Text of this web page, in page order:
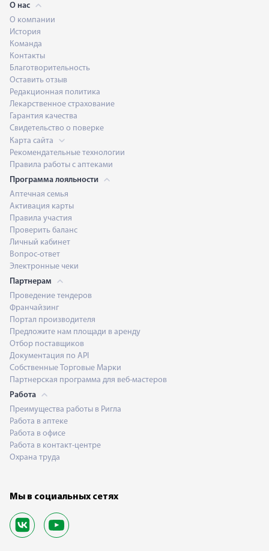
О нас
О компании
История
Команда
Контакты
Благотворительность
Оставить отзыв
Редакционная политика
Лекарственное страхование
Гарантия качества
Свидетельство о поверке
Карта сайта
Рекомендательные технологии
Правила работы с аптеками
Программа лояльности
Аптечная семья
Активация карты
Правила участия
Проверить баланс
Личный кабинет
Вопрос-ответ
Электронные чеки
Партнерам
Проведение тендеров
Франчайзинг
Портал производителя
Предложите нам площади в аренду
Отбор поставщиков
Документация по API
Собственные Торговые Марки
Партнерская программа для веб-мастеров
Работа
Преимущества работы в Ригла
Работа в аптеке
Работа в офисе
Работа в контакт-центре
Охрана труда
Мы в социальных сетях